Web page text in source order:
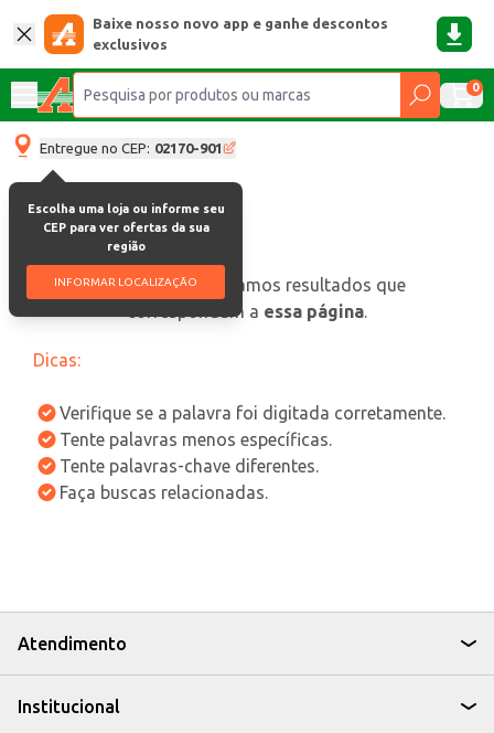
Baixe nosso novo app e ganhe descontos
exclusivos
0
Entregue no CEP: 02170-901
Escolha uma loja ou informe seu
CEP para ver ofertas da sua
região
INFORMAR LOCALIZAÇÃO
oops, não encontramos resultados que
correspondam a essa página.
Dicas:
Verifique se a palavra foi digitada corretamente.
Tente palavras menos específicas.
Tente palavras-chave diferentes.
Faça buscas relacionadas.
Atendimento
Institucional